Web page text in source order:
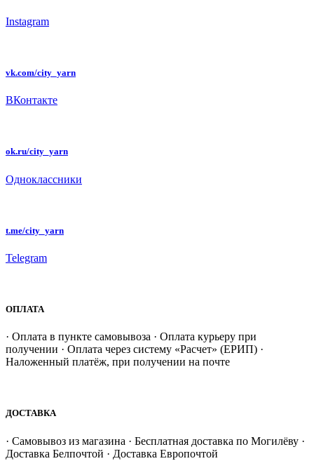
Instagram
vk.com/city_yarn
ВКонтакте
ok.ru/city_yarn
Одноклассники
t.me/city_yarn
Telegram
ОПЛАТА
· Оплата в пункте самовывоза · Оплата курьеру при
получении · Оплата через систему «Расчет» (ЕРИП) ·
Наложенный платёж, при получении на почте
ДОСТАВКА
· Самовывоз из магазина · Бесплатная доставка по Могилёву ·
Доставка Белпочтой · Доставка Европочтой